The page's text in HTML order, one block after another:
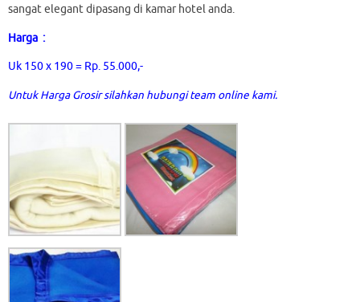
sangat elegant dipasang di kamar hotel anda.
Harga :
Uk 150 x 190 = Rp. 55.000,-
Untuk Harga Grosir silahkan hubungi team online kami.